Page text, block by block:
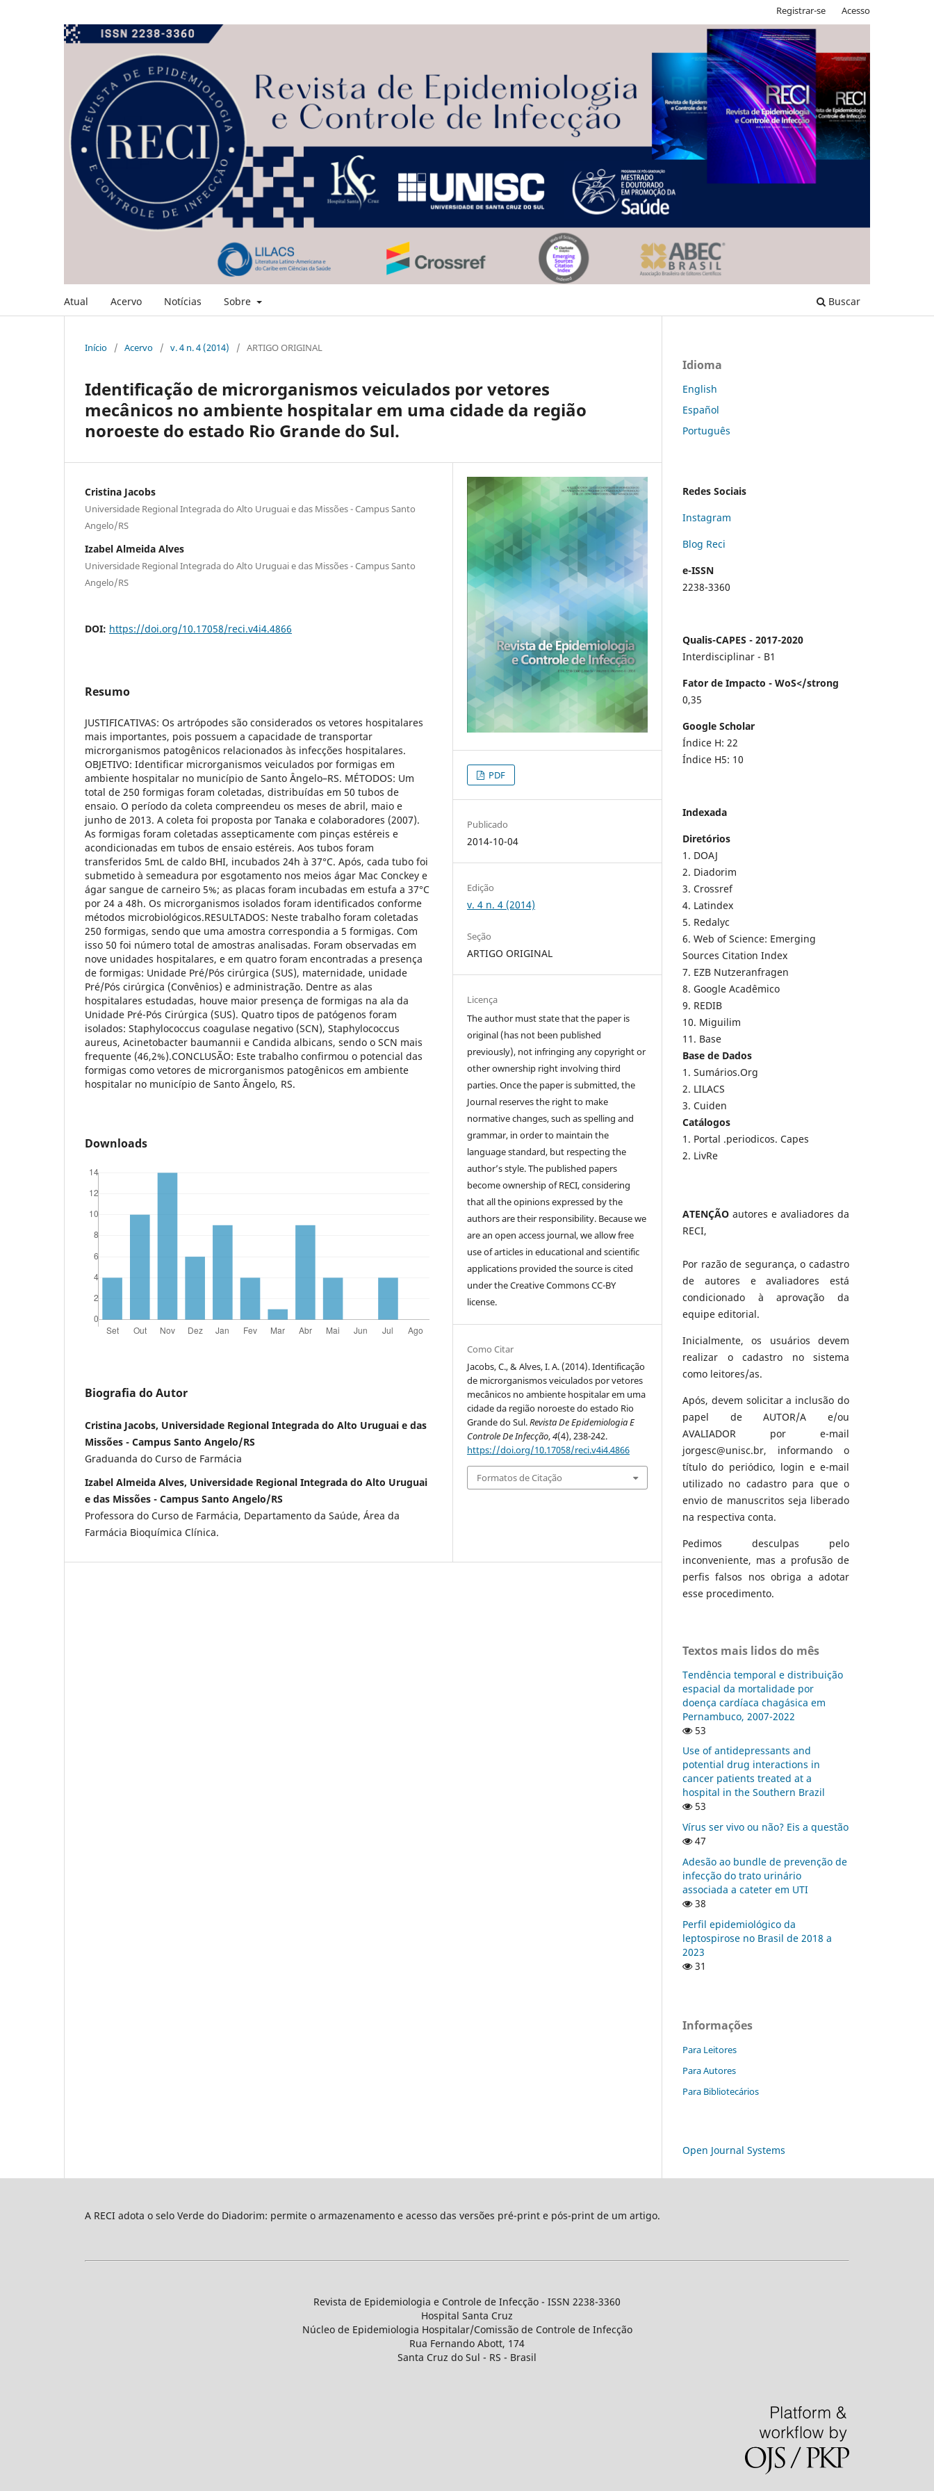
Atual Acervo Notícias Sobre Buscar
Registrar-se Acesso
Início / Acervo / v. 4 n. 4 (2014) / ARTIGO ORIGINAL
Identificação de microrganismos veiculados por vetores
mecânicos no ambiente hospitalar em uma cidade da região
noroeste do estado Rio Grande do Sul.
Cristina Jacobs
Universidade Regional Integrada do Alto Uruguai e das Missões - Campus Santo
Angelo/RS
Izabel Almeida Alves
Universidade Regional Integrada do Alto Uruguai e das Missões - Campus Santo
Angelo/RS
DOI: https://doi.org/10.17058/reci.v4i4.4866
Resumo
JUSTIFICATIVAS: Os artrópodes são considerados os vetores hospitalares
mais importantes, pois possuem a capacidade de transportar
microrganismos patogênicos relacionados às infecções hospitalares.
OBJETIVO: Identificar microrganismos veiculados por formigas em
ambiente hospitalar no município de Santo Ângelo–RS. MÉTODOS: Um
total de 250 formigas foram coletadas, distribuídas em 50 tubos de
ensaio. O período da coleta compreendeu os meses de abril, maio e
junho de 2013. A coleta foi proposta por Tanaka e colaboradores (2007).
As formigas foram coletadas assepticamente com pinças estéreis e
acondicionadas em tubos de ensaio estéreis. Aos tubos foram
transferidos 5mL de caldo BHI, incubados 24h à 37°C. Após, cada tubo foi
submetido à semeadura por esgotamento nos meios ágar Mac Conckey e
ágar sangue de carneiro 5%; as placas foram incubadas em estufa a 37°C
por 24 a 48h. Os microrganismos isolados foram identificados conforme
métodos microbiológicos.RESULTADOS: Neste trabalho foram coletadas
250 formigas, sendo que uma amostra correspondia a 5 formigas. Com
isso 50 foi número total de amostras analisadas. Foram observadas em
nove unidades hospitalares, e em quatro foram encontradas a presença
de formigas: Unidade Pré/Pós cirúrgica (SUS), maternidade, unidade
Pré/Pós cirúrgica (Convênios) e administração. Dentre as alas
hospitalares estudadas, houve maior presença de formigas na ala da
Unidade Pré-Pós Cirúrgica (SUS). Quatro tipos de patógenos foram
isolados: Staphylococcus coagulase negativo (SCN), Staphylococcus
aureus, Acinetobacter baumannii e Candida albicans, sendo o SCN mais
frequente (46,2%).CONCLUSÃO: Este trabalho confirmou o potencial das
formigas como vetores de microrganismos patogênicos em ambiente
hospitalar no município de Santo Ângelo, RS.
Downloads
Biografia do Autor
Cristina Jacobs, Universidade Regional Integrada do Alto Uruguai e das
Missões - Campus Santo Angelo/RS
Graduanda do Curso de Farmácia
Izabel Almeida Alves, Universidade Regional Integrada do Alto Uruguai
e das Missões - Campus Santo Angelo/RS
Professora do Curso de Farmácia, Departamento da Saúde, Área da
Farmácia Bioquímica Clínica.
PDF
Publicado
2014-10-04
Edição
v. 4 n. 4 (2014)
Seção
ARTIGO ORIGINAL
Licença
The author must state that the paper is
original (has not been published
previously), not infringing any copyright or
other ownership right involving third
parties. Once the paper is submitted, the
Journal reserves the right to make
normative changes, such as spelling and
grammar, in order to maintain the
language standard, but respecting the
author’s style. The published papers
become ownership of RECI, considering
that all the opinions expressed by the
authors are their responsibility. Because we
are an open access journal, we allow free
use of articles in educational and scientific
applications provided the source is cited
under the Creative Commons CC-BY
license.
Como Citar
Jacobs, C., & Alves, I. A. (2014). Identificação
de microrganismos veiculados por vetores
mecânicos no ambiente hospitalar em uma
cidade da região noroeste do estado Rio
Grande do Sul.Revista De Epidemiologia E
Controle De Infecção,4(4), 238-242.
https://doi.org/10.17058/reci.v4i4.4866
Formatos de Citação
Idioma
English
Español
Português
Redes Sociais
Instagram
Blog Reci
e-ISSN
2238-3360
Qualis-CAPES - 2017-2020
Interdisciplinar - B1
Fator de Impacto - WoS</strong
0,35
Google Scholar
Índice H: 22
Índice H5: 10
Indexada
Diretórios
1. DOAJ
2. Diadorim
3. Crossref
4. Latindex
5. Redalyc
6. Web of Science: Emerging
Sources Citation Index
7. EZB Nutzeranfragen
8. Google Acadêmico
9. REDIB
10. Miguilim
11. Base
Base de Dados
1. Sumários.Org
2. LILACS
3. Cuiden
Catálogos
1. Portal .periodicos. Capes
2. LivRe
ATENÇÃO autores e avaliadores da
RECI,
Por razão de segurança, o cadastro
de autores e avaliadores está
condicionado à aprovação da
equipe editorial.
Inicialmente, os usuários devem
realizar o cadastro no sistema
como leitores/as.
Após, devem solicitar a inclusão do
papel de AUTOR/A e/ou
AVALIADOR por e-mail
jorgesc@unisc.br, informando o
título do periódico, login e e-mail
utilizado no cadastro para que o
envio de manuscritos seja liberado
na respectiva conta.
Pedimos desculpas pelo
inconveniente, mas a profusão de
perfis falsos nos obriga a adotar
esse procedimento.
Textos mais lidos do mês
Tendência temporal e distribuição
espacial da mortalidade por
doença cardíaca chagásica em
Pernambuco, 2007-2022
53
Use of antidepressants and
potential drug interactions in
cancer patients treated at a
hospital in the Southern Brazil
53
Vírus ser vivo ou não? Eis a questão
47
Adesão ao bundle de prevenção de
infecção do trato urinário
associada a cateter em UTI
38
Perfil epidemiológico da
leptospirose no Brasil de 2018 a
2023
31
Informações
Para Leitores
Para Autores
Para Bibliotecários
Open Journal Systems
A RECI adota o selo Verde do Diadorim: permite o armazenamento e acesso das versões pré-print e pós-print de um artigo.
Revista de Epidemiologia e Controle de Infecção - ISSN 2238-3360
Hospital Santa Cruz
Núcleo de Epidemiologia Hospitalar/Comissão de Controle de Infecção
Rua Fernando Abott, 174
Santa Cruz do Sul - RS - Brasil